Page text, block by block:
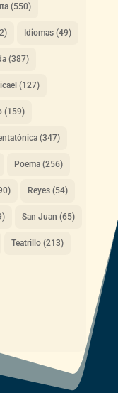
(550)
Idiomas(49)
(387)
(127)
(159)
(347)
Poema(256)
Reyes(54)
San Juan (65)
Teatrillo(213)